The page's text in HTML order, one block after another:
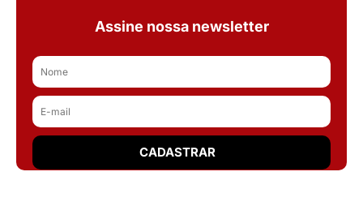
Assine nossa newsletter